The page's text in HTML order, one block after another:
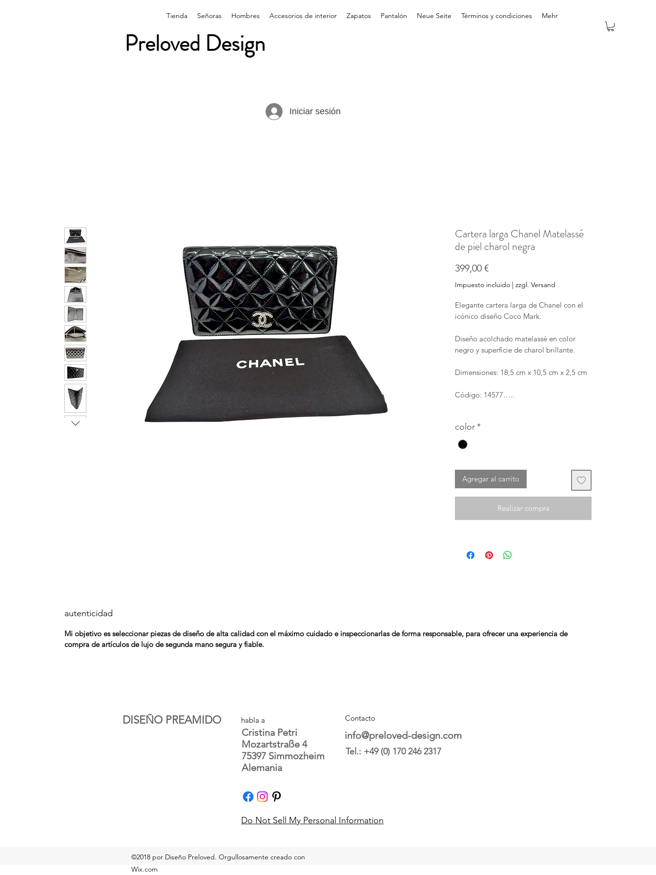
Preloved Design
Tienda Señoras Hombres Accesorios de interior Zapatos Pantalón Neue Seite Términos y condiciones Mehr
Iniciar sesión
Cartera larga Chanel Matelassé
de piel charol negra
399,00 €Precio
Impuesto incluido | zzgl. Versand
Elegante cartera larga de Chanel con el
icónico diseño Coco Mark.
Diseño acolchado matelassé en color
negro y superficie de charol brillante.
Dimensiones: 18,5 cm x 10,5 cm x 2,5 cm
Código: 14577…..
herrajes plateados, en color negro.
La bolsa de valores se encuentra en un
Tiene el código y no se vende con una
bolsa protectora de esa época.
color*
Agregar al carrito
Realizar compra
autenticidad
Mi objetivo es seleccionar piezas de diseño de alta calidad con el máximo cuidado e inspeccionarlas de forma responsable, para ofrecer una experiencia de
compra de artículos de lujo de segunda mano segura y fiable.
DISEÑO PREAMIDO habla a
Cristina Petri
Mozartstraße 4
75397 Simmozheim
Alemania
Contacto
info@preloved-design.com
Tel.: +49 (0) 170 246 2317
Do Not Sell My Personal Information
©2018 por Diseño Preloved. Orgullosamente creado con
Wix.com